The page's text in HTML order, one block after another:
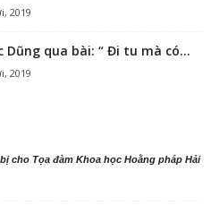
2019
qua bài: “ Đi tu mà có...
2019
cho Tọa đàm Khoa học Hoằng pháp Hải